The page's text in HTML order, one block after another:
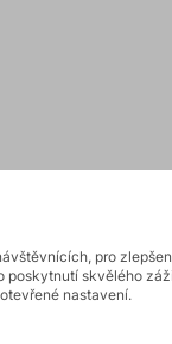
pro
poskytnutí skvělého
nastavení.